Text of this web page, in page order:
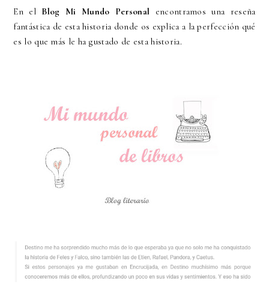
En el Blog Mi Mundo Personal encontramos una reseña
fantástica de esta historia donde os explica a la perfección qué
es lo que más le ha gustado de esta historia.